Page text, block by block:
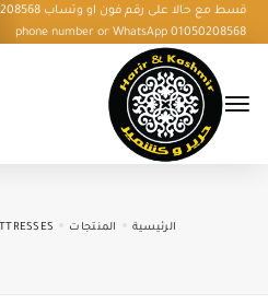
phone number or WhatsApp 01050208568
الرئيسية المنتجات